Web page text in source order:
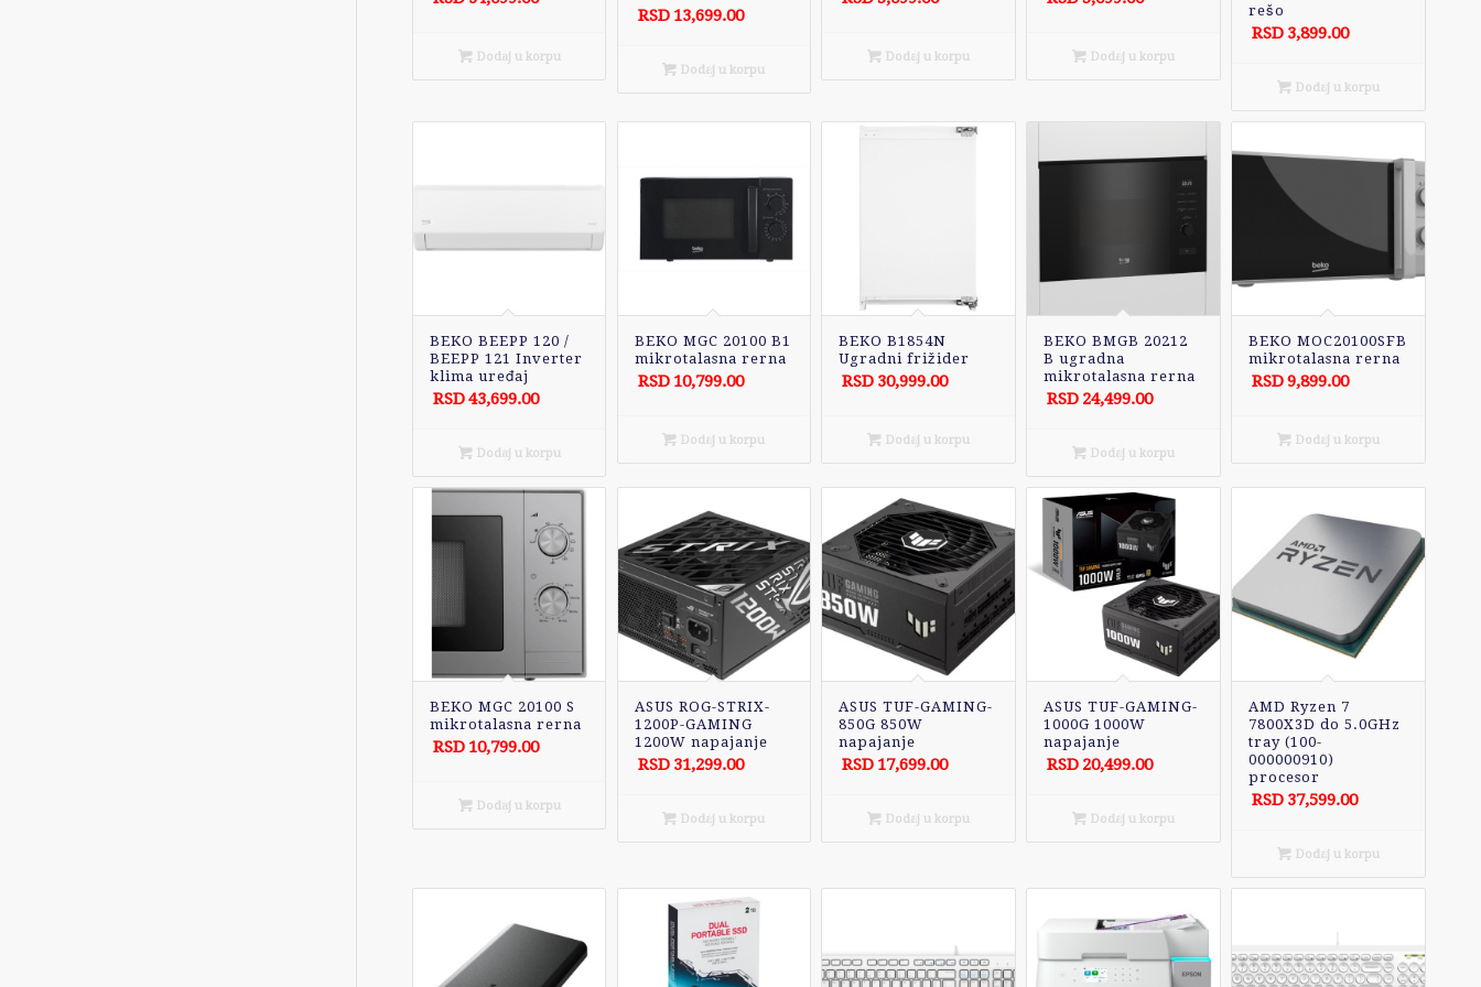
Dodaj u korpu
RSD 13,699.00
Dodaj u korpu
Dodaj u korpu Dodaj u korpu
rešo
RSD 3,899.00
Dodaj u korpu
BEKO BEEPP 120 /
BEEPP 121 Inverter
klima uređaj
RSD43,699.00
Dodaj u korpu
BEKO MGC 20100 B1
mikrotalasna rerna
RSD 10,799.00
Dodaj u korpu
BEKO B1854N
Ugradni frižider
RSD 30,999.00
Dodaj u korpu
BEKO BMGB 20212
B ugradna
mikrotalasna rerna
RSD 24,499.00
Dodaj u korpu
BEKO MOC20100SFB
mikrotalasna rerna
RSD9,899.00
Dodaj u korpu
BEKO MGC 20100 S
mikrotalasna rerna
RSD 10,799.00
Dodaj u korpu
ASUS ROG-STRIX-
1200P-GAMING
1200W napajanje
RSD 31,299.00
Dodaj u korpu
ASUS TUF-GAMING-
850G 850W
napajanje
RSD 17,699.00
Dodaj u korpu
ASUS TUF-GAMING-
1000G 1000W
napajanje
RSD 20,499.00
Dodaj u korpu
AMD Ryzen 7
7800X3D do 5.0GHz
tray (100-
000000910)
procesor
RSD 37,599.00
Dodaj u korpu